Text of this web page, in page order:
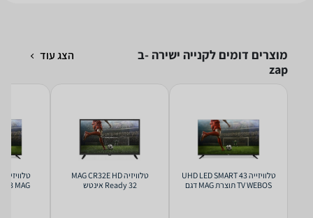
מוצרים דומים לקנייה ישירה -ב
zap
הצג עוד
טלוויזייה 43 UHD LED SMART
TV WEBOS תוצרת MAG דגם
טלוויזיה MAG CR32E HD
Ready 32 אינטש